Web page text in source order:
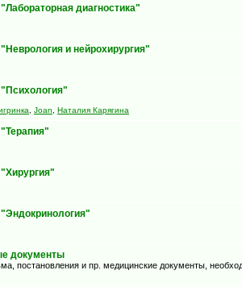
диагностика"
и нейрохирургия"
Joan Наталия Карягина
документы
постановления и пр. медицинские документы,